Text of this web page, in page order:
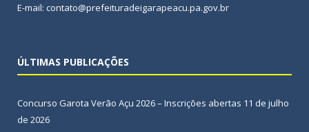
E-mail: contato@prefeituradeigarapeacu.pa.gov.br
ÚLTIMAS PUBLICAÇÕES
Concurso Garota Verão Açu 2026 – Inscrições abertas 11 de julho
de 2026